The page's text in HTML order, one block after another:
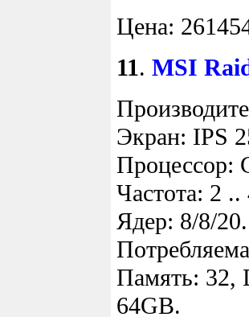
Цена:
11. MSI
Экран: IPS
Процессор:
Частота: 2
Ядер: 8/8/20.
Память: 32,
64GB.